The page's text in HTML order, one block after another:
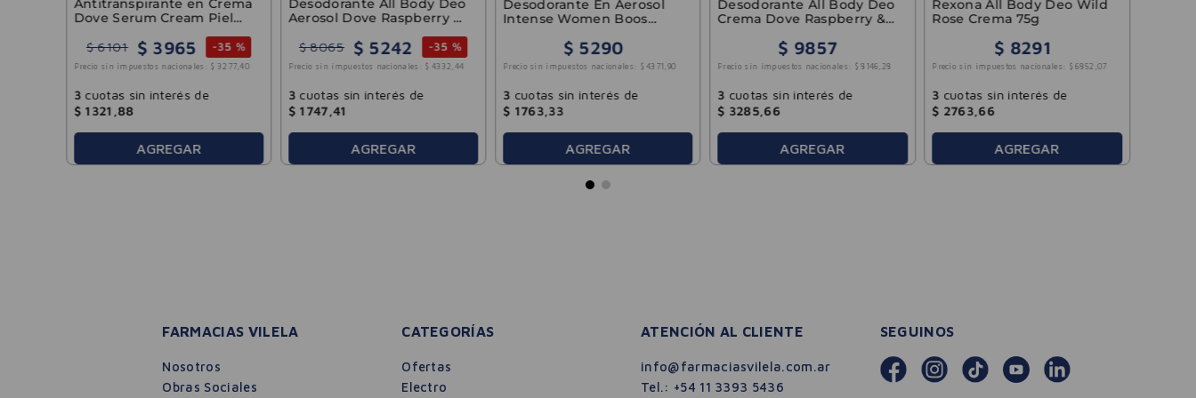
Antitranspirante en Crema
Dove Serum Cream Piel
$ 6101 $ 3965 -35 %
Precio sin impuestos nacionales: $ 3277,40
3 cuotas sin interés de
$ 1321 ,88
AGREGAR
Desodorante All Body Deo
Aerosol Dove Raspberry &
$ 8065 $ 5242 -35 %
Precio sin impuestos nacionales: $ 4332 , 44
3 cuotas sin interés de
$ 1747 ,41
AGREGAR
Desodorante En Aerosol
Intense Women Boos
$ 5290
Precio sin impuestos nacionales: $ 4371 ,90
3 cuotas sin interés de
$ 1763 33
AGREGAR
Desodorante All Body Deo
Crema Dove Raspberry &
$ 9857
Precio sin impuestos nacionales: $ 8146 28
3 cuotas sin interés de
$ 3285,66
AGREGAR
Rexona All Body Deo Wild
Rose Crema 75g
$ 8291
Precio sin impuestos nacionales: $ 6852 ,07
3 cuotas sin interés de
$ 2763 ,66
AGREGAR
FARMACIAS VILELA
Nosotros
Obras Sociales
CATEGORÍAS
Ofertas
Electro
ATENCIÓN AL CLIENTE
info@farmaciasvilela.com.ar
Tel.: +54 11 3393 5436
SEGUINOS